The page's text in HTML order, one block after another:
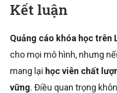
Kết luận
Quảng cáo khóa học trên
cho mọi mô hình, nhưng
mang lại học viên chất
vững. Điều quan trọng